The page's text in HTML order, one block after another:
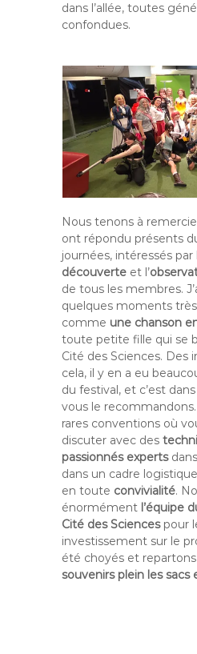
dans l’allée, toutes
confondues.
Nous tenons à
ont répondu présents
journées, intéressés par
découverte et l’
de tous les membres.
quelques moments
comme une chanson
toute petite fille qui se
Cité des Sciences. Des
cela, il y en a eu
du festival, et c’est
vous le recommandons.
rares conventions où
discuter avec des
passionnés experts
dans un cadre
en toute convivialité.
énormément l’équipe
Cité des Sciencespour
investissement sur le
été choyés et
souvenirs plein les sacs